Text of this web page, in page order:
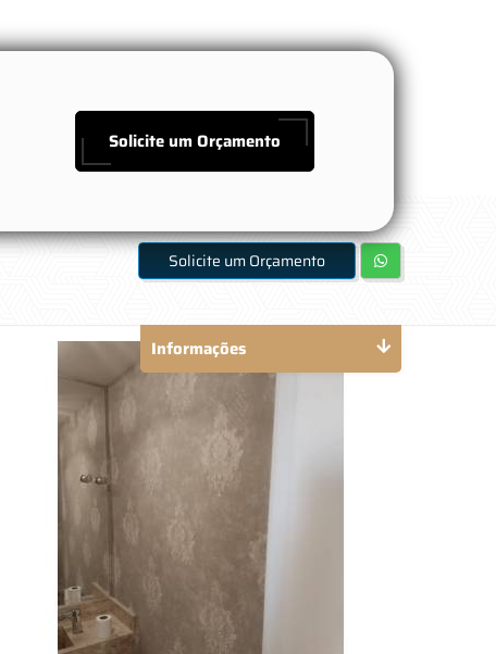
Solicite um Orçamento
Solicite um Orçamento
Informações